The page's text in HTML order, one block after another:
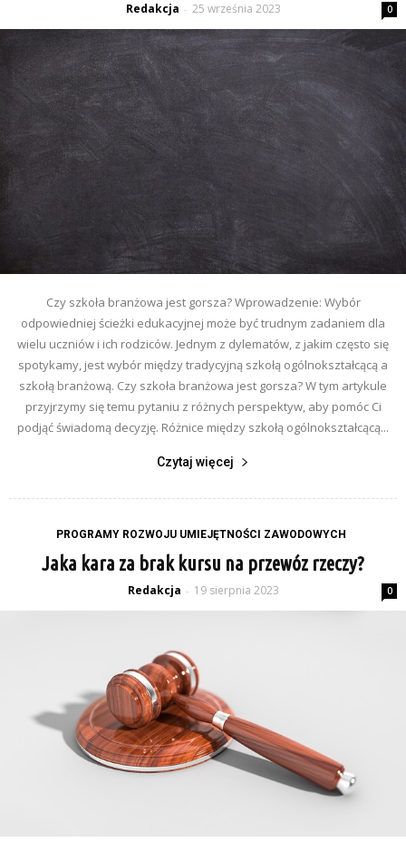
Redakcja - 25 września 2023 0
Czy szkoła branżowa jest gorsza? Wprowadzenie: Wybór
odpowiedniej ścieżki edukacyjnej może być trudnym zadaniem dla
wielu uczniów i ich rodziców. Jednym z dylematów, z jakim często się
spotykamy, jest wybór między tradycyjną szkołą ogólnokształcącą a
szkołą branżową. Czy szkoła branżowa jest gorsza? W tym artykule
przyjrzymy się temu pytaniu z różnych perspektyw, aby pomóc Ci
podjąć świadomą decyzję. Różnice między szkołą ogólnokształcącą...
Czytaj więcej
PROGRAMY ROZWOJU UMIEJĘTNOŚCI ZAWODOWYCH
Jaka kara za brak kursu na przewóz rzeczy?
Redakcja - 19 sierpnia 2023 0